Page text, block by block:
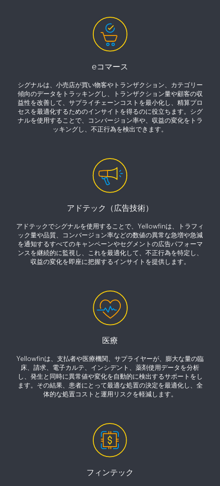
eコマース
シグナルは、小売店が買い物客やトランザクション、カテゴリー
傾向のデータをトラッキングし、トランザクション量や顧客の収
益性を改善して、サプライチェーンコストを最小化し、精算プロ
セスを最適化するためのインサイトを得るのに役立ちます。シグ
ナルを使用することで、コンバージョン率や、収益の変化をトラ
ッキングし、不正行為を検出できます。
アドテック（広告技術）
アドテックでシグナルを使用することで、Yellowfinは、トラフィ
ック量や品質、コンバージョン率などの数値の異常な急増や急減
を通知するすべてのキャンペーンやセグメントの広告パフォーマ
ンスを継続的に監視し、これを最適化して、不正行為を特定し、
収益の変化を即座に把握するインサイトを提供します。
医療
Yellowfinは、支払者や医療機関、サプライヤーが、膨大な量の臨
床、請求、電子カルテ、インシデント、薬剤使用データを分析
し、発生と同時に異常値や変化を自動的に検出するサポートをし
ます。その結果、患者にとって最適な処置の決定を最適化し、全
体的な処置コストと運用リスクを軽減します。
フィンテック